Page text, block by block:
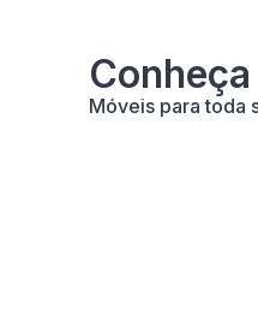
Móveis para toda